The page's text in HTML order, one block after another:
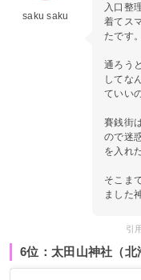
saku saku
入口整
着てス
たです。
通ろう
してな
ていい
賽銭街
ので迷
を入れ
そこま
ました
引
6位：太田山神社（北